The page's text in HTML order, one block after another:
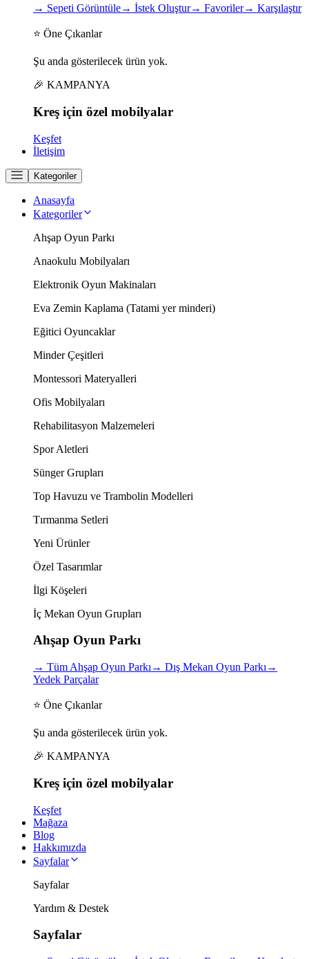
→ Sepeti Görüntüle→ İstek Oluştur→ Favoriler→ Karşılaştır
⭐ Öne Çıkanlar
Şu anda gösterilecek ürün yok.
🎉 KAMPANYA
Kreş için özel mobilyalar
Keşfet
İletişim
Kategoriler
Anasayfa
Kategoriler
Ahşap Oyun Parkı
Anaokulu Mobilyaları
Elektronik Oyun Makinaları
Eva Zemin Kaplama (Tatami yer minderi)
Eğitici Oyuncaklar
Minder Çeşitleri
Montessori Materyalleri
Ofis Mobilyaları
Rehabilitasyon Malzemeleri
Spor Aletleri
Sünger Grupları
Top Havuzu ve Trambolin Modelleri
Tırmanma Setleri
Yeni Ürünler
Özel Tasarımlar
İlgi Köşeleri
İç Mekan Oyun Grupları
Ahşap Oyun Parkı
→ Tüm Ahşap Oyun Parkı → Dış Mekan Oyun Parkı →
Yedek Parçalar
⭐ Öne Çıkanlar
Şu anda gösterilecek ürün yok.
🎉 KAMPANYA
Kreş için özel mobilyalar
Keşfet
Mağaza
Blog
Hakkımızda
Sayfalar
Sayfalar
Yardım & Destek
Sayfalar